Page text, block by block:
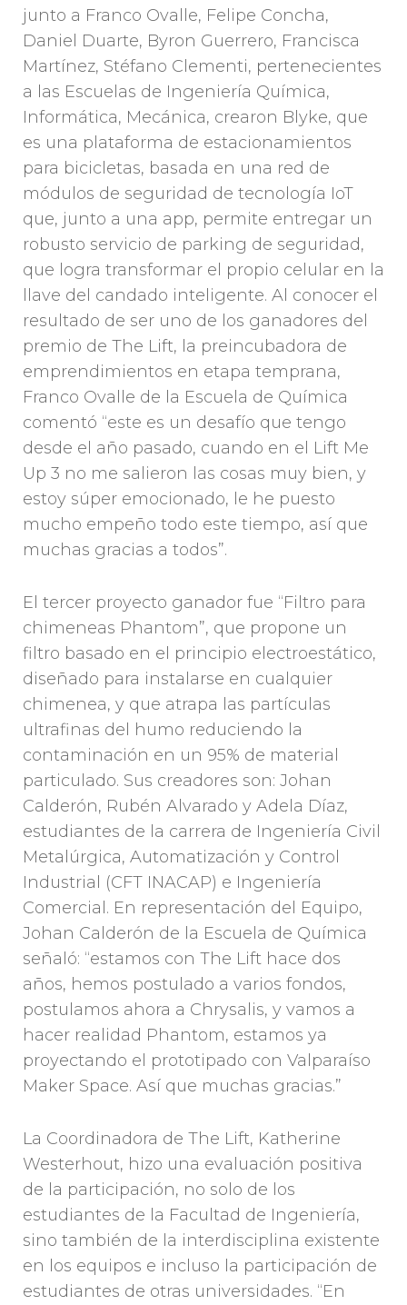
junto a Franco Ovalle, Felipe Concha,
Daniel Duarte, Byron Guerrero, Francisca
Martínez, Stéfano Clementi, pertenecientes
a las Escuelas de Ingeniería Química,
Informática, Mecánica, crearon Blyke, que
es una plataforma de estacionamientos
para bicicletas, basada en una red de
módulos de seguridad de tecnología IoT
que, junto a una app, permite entregar un
robusto servicio de parking de seguridad,
que logra transformar el propio celular en la
llave del candado inteligente. Al conocer el
resultado de ser uno de los ganadores del
premio de The Lift, la preincubadora de
emprendimientos en etapa temprana,
Franco Ovalle de la Escuela de Química
comentó “este es un desafío que tengo
desde el año pasado, cuando en el Lift Me
Up 3 no me salieron las cosas muy bien, y
estoy súper emocionado, le he puesto
mucho empeño todo este tiempo, así que
muchas gracias a todos”.
El tercer proyecto ganador fue “Filtro para
chimeneas Phantom”, que propone un
filtro basado en el principio electroestático,
diseñado para instalarse en cualquier
chimenea, y que atrapa las partículas
ultrafinas del humo reduciendo la
contaminación en un 95% de material
particulado. Sus creadores son: Johan
Calderón, Rubén Alvarado y Adela Díaz,
estudiantes de la carrera de Ingeniería Civil
Metalúrgica, Automatización y Control
Industrial (CFT INACAP) e Ingeniería
Comercial. En representación del Equipo,
Johan Calderón de la Escuela de Química
señaló: “estamos con The Lift hace dos
años, hemos postulado a varios fondos,
postulamos ahora a Chrysalis, y vamos a
hacer realidad Phantom, estamos ya
proyectando el prototipado con Valparaíso
Maker Space. Así que muchas gracias.”
La Coordinadora de The Lift, Katherine
Westerhout, hizo una evaluación positiva
de la participación, no solo de los
estudiantes de la Facultad de Ingeniería,
sino también de la interdisciplina existente
en los equipos e incluso la participación de
estudiantes de otras universidades. “En